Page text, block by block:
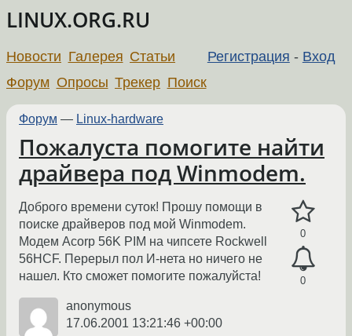
LINUX.ORG.RU
Регистрация - Вход
Новости Галерея Статьи
Форум Опросы Трекер Поиск
Форум — Linux-hardware
Пожалуста помогите найти
драйвера под Winmodem.
0
0
Доброго времени суток! Прошу помощи в
поиске драйверов под мой Winmodem.
Модем Acorp 56K PIM на чипсете Rockwell
56HCF. Перерыл пол И-нета но ничего не
нашел. Кто сможет помогите пожалуйста!
anonymous
17.06.2001 13:21:46 +00:00